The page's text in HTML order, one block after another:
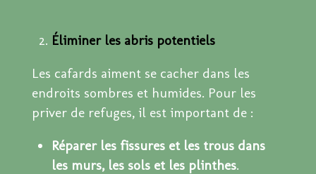
Éliminer les abris potentiels
Les cafards aiment se cacher dans les
endroits sombres et humides. Pour les
priver de refuges, il est important de :
Réparer les fissures et les trous dans
les murs, les sols et les plinthes.